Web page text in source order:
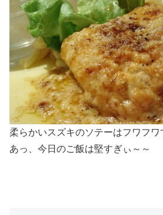
柔らかいスズキのソテーはフワフワ
あっ、今日のご飯は堅すぎぃ～～